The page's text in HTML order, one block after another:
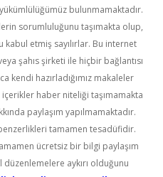
bulunmamaktadır.
sorumluluğunu taşımakta olup,
etmiş sayılırlar. Bu internet
şahıs şirketi ile hiçbir bağlantısı
kendi hazırladığımız makaleler
haber niteliği taşımamakta
paylaşım yapılmamaktadır.
tamamen tesadüfidir.
ücretsiz bir bilgi paylaşım
aykırı olduğunu